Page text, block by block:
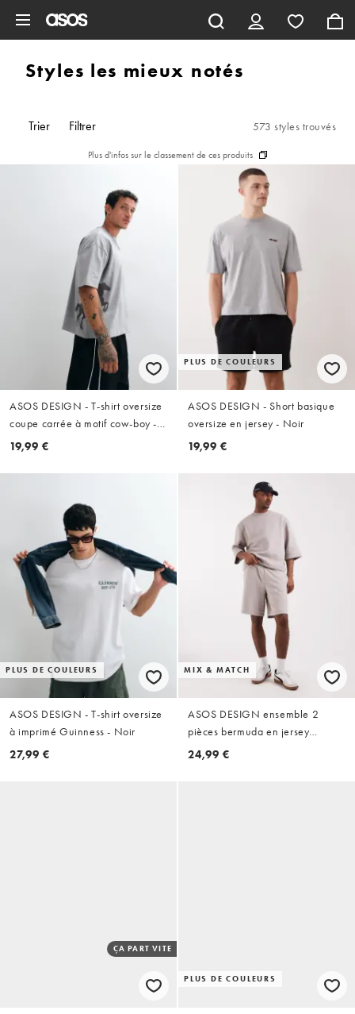
Styles les mieux notés
Trier Filtrer 573 styles trouvés
Plus d'infos sur le classement de ces produits
ASOS DESIGN - T-shirt oversize
coupe carrée à motif cow-boy -
gris
19,99 €
PLUS DE COULEURS
ASOS DESIGN - Short basique
oversize en jersey - Noir
19,99 €
PLUS DE COULEURS
ASOS DESIGN - T-shirt oversize
à imprimé Guinness - Noir
27,99 €
MIX & MATCH
ASOS DESIGN ensemble 2
pièces bermuda en jersey
oversize longueur allongée gris
24,99 €
ÇA PART VITE
PLUS DE COULEURS